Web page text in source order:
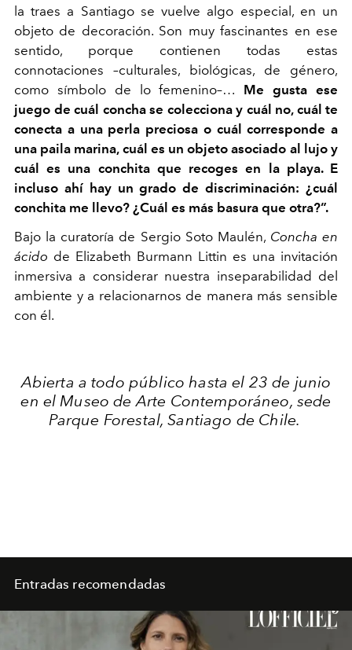
la traes a Santiago se vuelve algo especial, en un
objeto de decoración. Son muy fascinantes en ese
sentido, porque contienen todas estas
connotaciones –culturales, biológicas, de género,
como símbolo de lo femenino–… Me gusta ese
juego de cuál concha se colecciona y cuál no, cuál te
conecta a una perla preciosa o cuál corresponde a
una paila marina, cuál es un objeto asociado al lujo y
cuál es una conchita que recoges en la playa. E
incluso ahí hay un grado de discriminación: ¿cuál
conchita me llevo? ¿Cuál es más basura que otra?”.
Bajo la curatoría de Sergio Soto Maulén, Concha en
ácido de Elizabeth Burmann Littin es una invitación
inmersiva a considerar nuestra inseparabilidad del
ambiente y a relacionarnos de manera más sensible
con él.
Abierta a todo público hasta el 23 de junio
en el Museo de Arte Contemporáneo, sede
Parque Forestal, Santiago de Chile.
Entradas recomendadas